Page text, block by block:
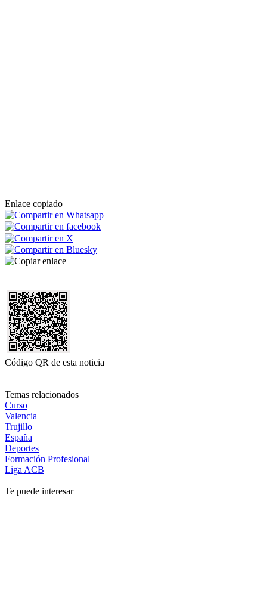
Enlace copiado
Código QR de esta noticia
Temas relacionados
Curso
Valencia
Trujillo
España
Deportes
Formación Profesional
Liga ACB
Te puede interesar